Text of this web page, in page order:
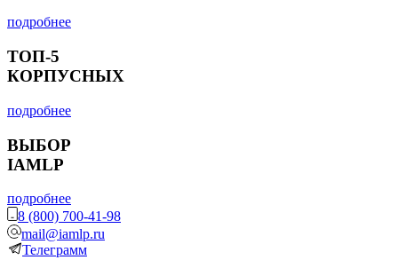
подробнее
ТОП-5
КОРПУСНЫХ
подробнее
ВЫБОР
IAMLP
подробнее
8 (800) 700-41-98
mail@iamlp.ru
Телеграмм